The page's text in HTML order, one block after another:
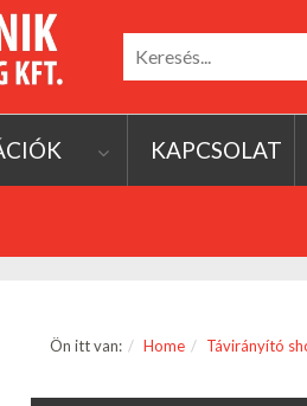
KAPCSOLAT
Ön itt van: Home Távirányító